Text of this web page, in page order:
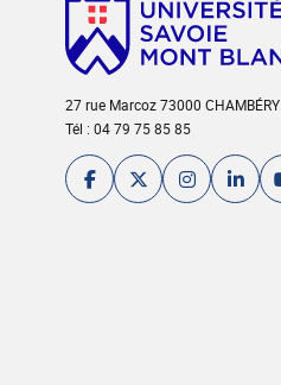
27 rue Marcoz 73000 CHAMBÉRY
Tél : 04 79 75 85 85